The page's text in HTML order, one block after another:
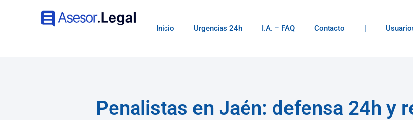
Inicio Urgencias 24h I.A. – FAQ Contacto |
Penalistas en Jaén: defensa 24h y